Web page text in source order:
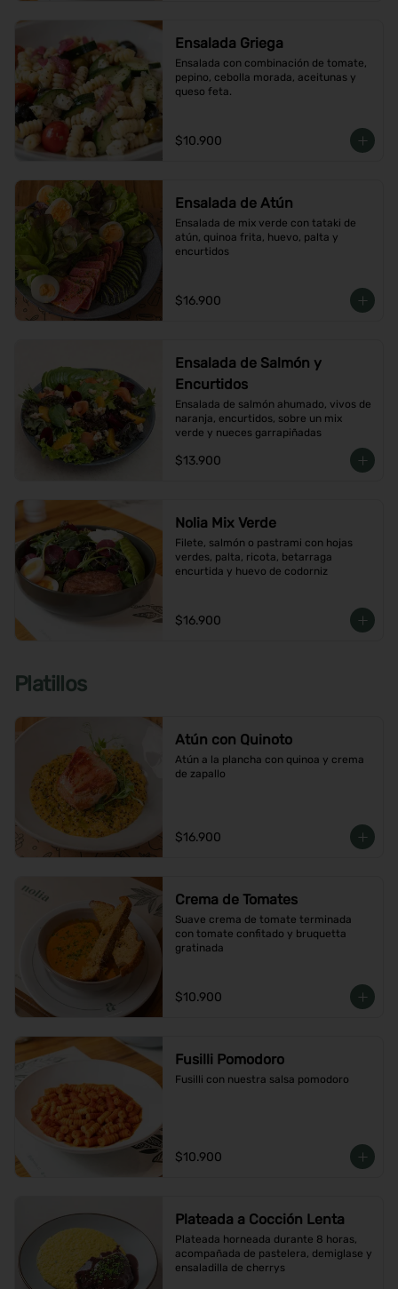
Ensalada Griega
Ensalada con combinación de tomate,
pepino, cebolla morada, aceitunas y
queso feta.
$10.900
Ensalada de Atún
Ensalada de mix verde con tataki de
atún, quinoa frita, huevo, palta y
encurtidos
$16.900
Ensalada de Salmón y
Encurtidos
Ensalada de salmón ahumado, vivos de
naranja, encurtidos, sobre un mix
verde y nueces garrapiñadas
$13.900
Nolia Mix Verde
Filete, salmón o pastrami con hojas
verdes, palta, ricota, betarraga
encurtida y huevo de codorniz
$16.900
Platillos
Atún con Quinoto
Atún a la plancha con quinoa y crema
de zapallo
$16.900
Crema de Tomates
Suave crema de tomate terminada
con tomate confitado y bruquetta
gratinada
$10.900
Fusilli Pomodoro
Fusilli con nuestra salsa pomodoro
$10.900
Plateada a Cocción Lenta
Plateada horneada durante 8 horas,
acompañada de pastelera, demiglase y
ensaladilla de cherrys